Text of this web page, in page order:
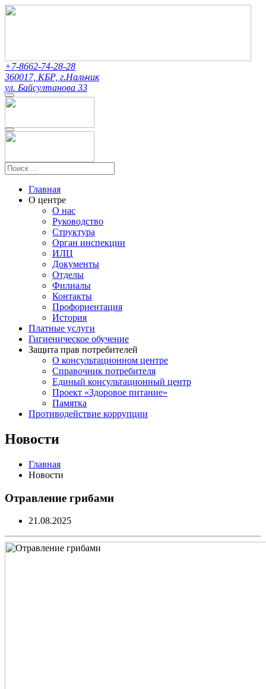
+7-8662-74-28-28
360017, КБР, г.Нальчик
ул. Байсултанова 33
Главная
О центре
О нас
Руководство
Структура
Орган инспекции
ИЛЦ
Документы
Отделы
Филиалы
Контакты
Профориентация
История
Платные услуги
Гигиеническое обучение
Защита прав потребителей
О консультационном центре
Справочник потребителя
Единый консультационный центр
Проект «Здоровое питание»
Памятка
Противодействие коррупции
Новости
Главная
Новости
Отравление грибами
21.08.2025